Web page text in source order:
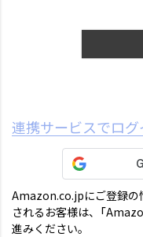
連携サービスでロ
Amazon.co.jpにご登録の
されるお客様は、「
進みください。